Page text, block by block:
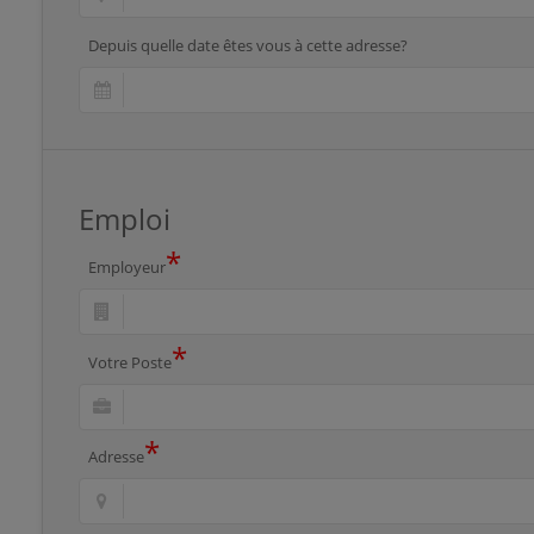
Depuis quelle date êtes vous à cette adresse?
Emploi
Employeur*
Votre Poste*
Adresse*